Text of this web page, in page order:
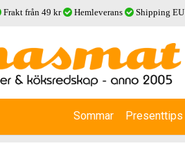
Frakt från 49 kr Hemleverans Shipping EU
Sommar Presenttips